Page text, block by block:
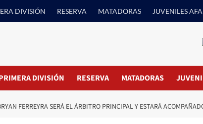
DIVISIÓN RESERVA MATADORAS JUVENILES AFA
DIVISIÓN RESERVA MATADORAS
FERREYRA SERÁ EL ÁRBITRO PRINCIPAL Y ESTARÁ